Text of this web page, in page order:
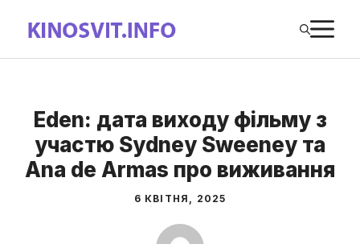
вмісту
Eden: дата виходу фільму з
участю Sydney Sweeney та
Ana de Armas про виживання
6 КВІТНЯ, 2025